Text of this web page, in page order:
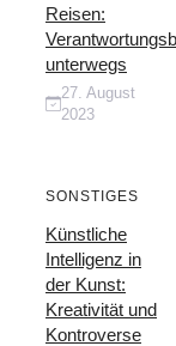
Reisen:
unterwegs
27. August
2023
SONSTIGES
Künstliche
Intelligenz in
der Kunst:
Kreativität und
Kontroverse